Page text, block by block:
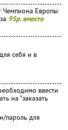
Чемпиона Европы
95р. вместо
себя и в
ввести
на "заказать
пароль для